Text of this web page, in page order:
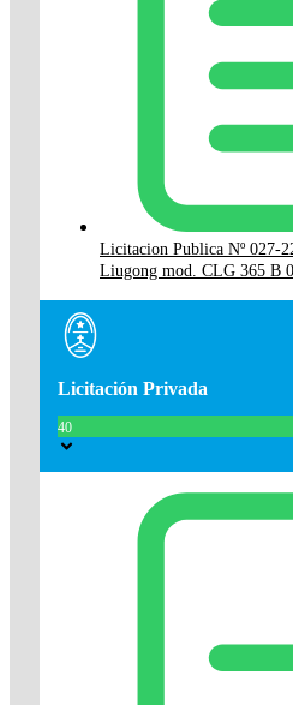
Licitacion Publica Nº 027-
Liugong mod. CLG 365 B
Licitación Privada
40